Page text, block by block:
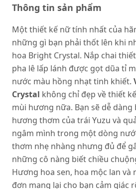
Thông tin sản phẩm
Một thiết kế nữ tính nhất của
những gì bạn phải thốt lên khi
hoa Bright Crystal. Nắp chai
pha lê lấp lánh được gọt dũa tỉ
nước màu hồng nhạt tinh khiết.
Crystal không chỉ đẹp về thiết
mùi hương nữa. Bạn sẽ dễ dàng
hương thơm của trái Yuzu và
ngâm mình trong một dòng
thơm nhẹ nhàng nhưng đủ để
những cô nàng biết chiều
Hương hoa sen, hoa mộc lan và
đơn mang lại cho bạn cảm giác